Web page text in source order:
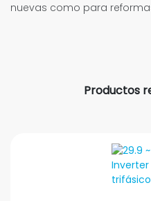
nuevas como para
Productos